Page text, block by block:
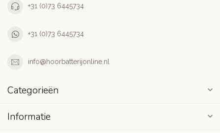
+31 (0)73 6445734
+31 (0)73 6445734
info@hoorbatterijonline.nl
Categorieën
Informatie